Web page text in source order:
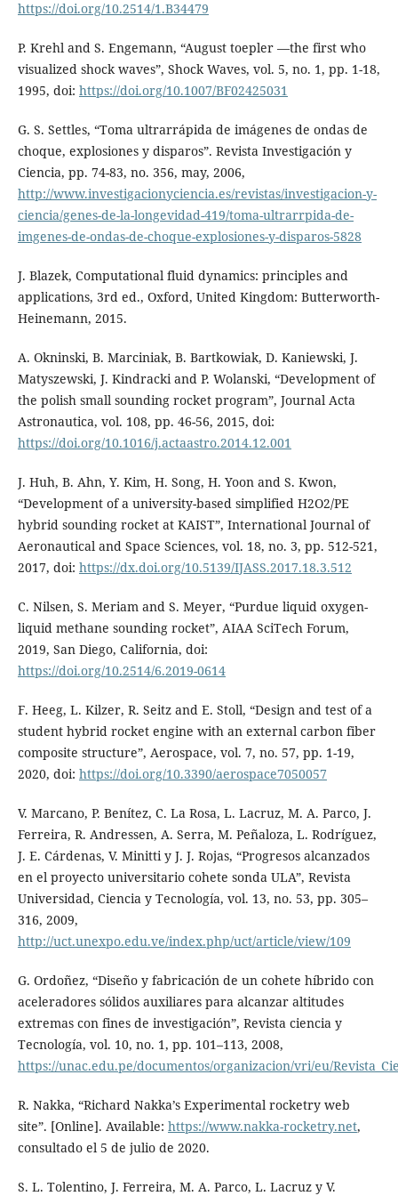
https://doi.org/10.2514/1.B34479
P. Krehl and S. Engemann, “August toepler —the first who
visualized shock waves”, Shock Waves, vol. 5, no. 1, pp. 1-18,
1995, doi: https://doi.org/10.1007/BF02425031
G. S. Settles, “Toma ultrarrápida de imágenes de ondas de
choque, explosiones y disparos”. Revista Investigación y
Ciencia, pp. 74-83, no. 356, may, 2006,
http://www.investigacionyciencia.es/revistas/investigacion-y-
ciencia/genes-de-la-longevidad-419/toma-ultrarrpida-de-
imgenes-de-ondas-de-choque-explosiones-y-disparos-5828
J. Blazek, Computational fluid dynamics: principles and
applications, 3rd ed., Oxford, United Kingdom: Butterworth-
Heinemann, 2015.
A. Okninski, B. Marciniak, B. Bartkowiak, D. Kaniewski, J.
Matyszewski, J. Kindracki and P. Wolanski, “Development of
the polish small sounding rocket program”, Journal Acta
Astronautica, vol. 108, pp. 46-56, 2015, doi:
https://doi.org/10.1016/j.actaastro.2014.12.001
J. Huh, B. Ahn, Y. Kim, H. Song, H. Yoon and S. Kwon,
“Development of a university-based simplified H2O2/PE
hybrid sounding rocket at KAIST”, International Journal of
Aeronautical and Space Sciences, vol. 18, no. 3, pp. 512-521,
2017, doi: https://dx.doi.org/10.5139/IJASS.2017.18.3.512
C. Nilsen, S. Meriam and S. Meyer, “Purdue liquid oxygen-
liquid methane sounding rocket”, AIAA SciTech Forum,
2019, San Diego, California, doi:
https://doi.org/10.2514/6.2019-0614
F. Heeg, L. Kilzer, R. Seitz and E. Stoll, “Design and test of a
student hybrid rocket engine with an external carbon fiber
composite structure”, Aerospace, vol. 7, no. 57, pp. 1-19,
2020, doi: https://doi.org/10.3390/aerospace7050057
V. Marcano, P. Benítez, C. La Rosa, L. Lacruz, M. A. Parco, J.
Ferreira, R. Andressen, A. Serra, M. Peñaloza, L. Rodríguez,
J. E. Cárdenas, V. Minitti y J. J. Rojas, “Progresos alcanzados
en el proyecto universitario cohete sonda ULA”, Revista
Universidad, Ciencia y Tecnología, vol. 13, no. 53, pp. 305–
316, 2009,
http://uct.unexpo.edu.ve/index.php/uct/article/view/109
G. Ordoñez, “Diseño y fabricación de un cohete híbrido con
aceleradores sólidos auxiliares para alcanzar altitudes
extremas con fines de investigación”, Revista ciencia y
Tecnología, vol. 10, no. 1, pp. 101–113, 2008,
https://unac.edu.pe/documentos/organizacion/vri/eu/
R. Nakka, “Richard Nakka’s Experimental rocketry web
site”. [Online]. Available: https://www.nakka-rocketry.net,
consultado el 5 de julio de 2020.
S. L. Tolentino, J. Ferreira, M. A. Parco, L. Lacruz y V.